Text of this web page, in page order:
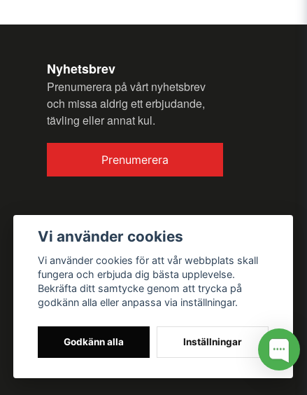
Nyhetsbrev
Prenumerera på vårt nyhetsbrev
och missa aldrig ett erbjudande,
tävling eller annat kul.
Prenumerera
Vi använder cookies
Vi använder cookies för att vår webbplats skall
fungera och erbjuda dig bästa upplevelse.
Bekräfta ditt samtycke genom att trycka på
godkänn alla eller anpassa via inställningar.
Godkänn alla Inställningar